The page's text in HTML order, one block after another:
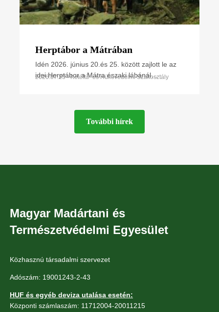
Herptábor a Mátrában
Idén 2026. június 20.és 25. között zajlott le az
idei Herptábor a Mátra északi lábánál
2026.07.23 • Kétéltű- és Hüllővédelmi Szakosztály
További hírek
Magyar Madártani és
Természetvédelmi Egyesület
Közhasznú társadalmi szervezet
Adószám: 19001243-2-43
HUF és egyéb deviza utalása esetén:
Központi számlaszám: 11712004-20011215